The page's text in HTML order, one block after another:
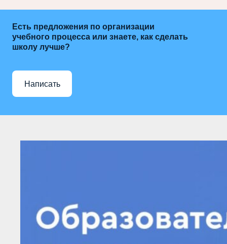
Есть предложения по организации
учебного процесса или знаете, как сделать
школу лучше?
Написать